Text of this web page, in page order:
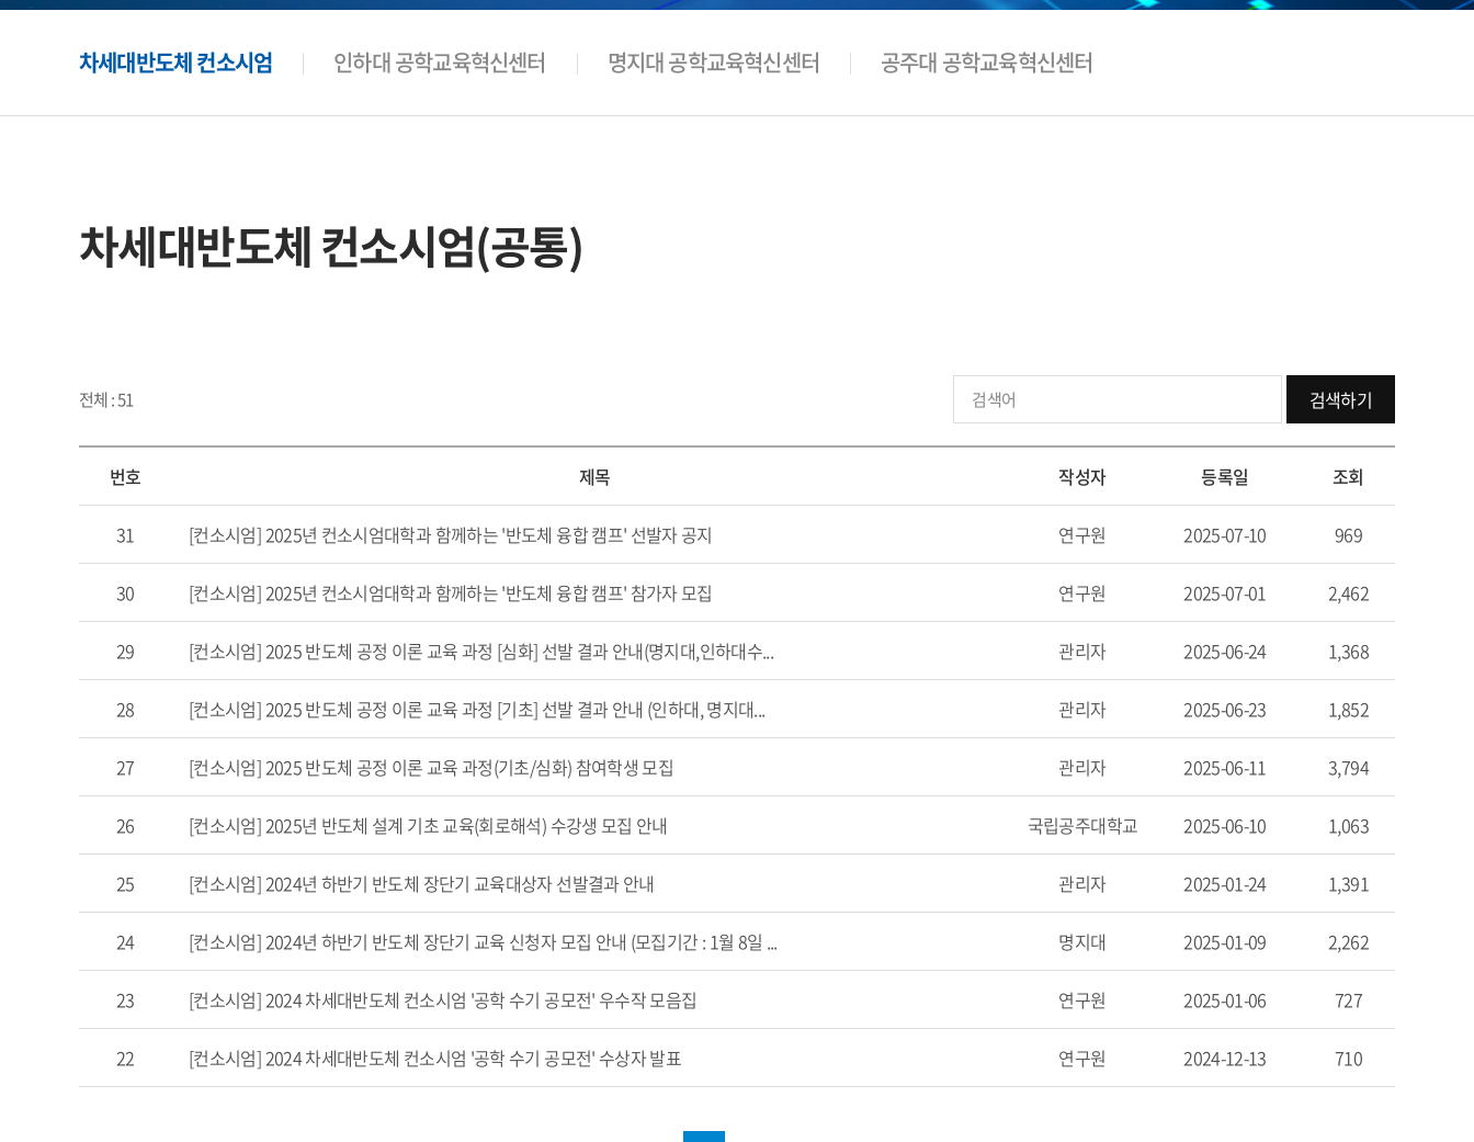
차세대반도체 컨소시엄 인하대 공학교육혁신센터 명지대 공학교육혁신센터 공주대 공학교육혁신센터
차세대반도체 컨소시엄(공통)
전체 : 51 검색하기
번호 제목 작성자 등록일 조회
31 [컨소시엄] 2025년 컨소시엄대학과 함께하는 '반도체 융합 캠프' 선발자 공지 연구원 2025-07-10 969
30 [컨소시엄] 2025년 컨소시엄대학과 함께하는 '반도체 융합 캠프' 참가자 모집 연구원 2025-07-01 2,462
29 [컨소시엄] 2025 반도체 공정 이론 교육 과정 [심화] 선발 결과 안내(명지대,인하대수... 관리자 2025-06-24 1,368
28 [컨소시엄] 2025 반도체 공정 이론 교육 과정 [기초] 선발 결과 안내 (인하대, 명지대... 관리자 2025-06-23 1,852
27 [컨소시엄] 2025 반도체 공정 이론 교육 과정(기초/심화) 참여학생 모집 관리자 2025-06-11 3,794
26 [컨소시엄] 2025년 반도체 설계 기초 교육(회로해석) 수강생 모집 안내 국립공주대학교 2025-06-10 1,063
25 [컨소시엄] 2024년 하반기 반도체 장단기 교육대상자 선발결과 안내 관리자 2025-01-24 1,391
24 [컨소시엄] 2024년 하반기 반도체 장단기 교육 신청자 모집 안내 (모집기간 : 1월 8일 ... 명지대 2025-01-09 2,262
23 [컨소시엄] 2024 차세대반도체 컨소시엄 '공학 수기 공모전' 우수작 모음집 연구원 2025-01-06 727
22 [컨소시엄] 2024 차세대반도체 컨소시엄 '공학 수기 공모전' 수상자 발표 연구원 2024-12-13 710